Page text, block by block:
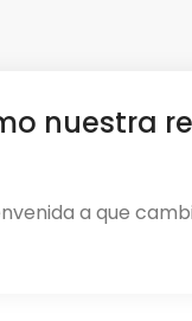
nuestra
a que